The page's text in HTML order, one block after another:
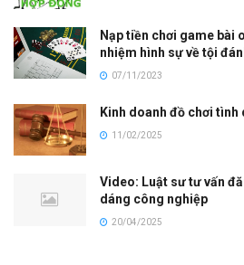
Nạp tiền chơi game bài
nhiệm hình sự về tội
07/11/2023
Kinh doanh đồ chơi tình
11/02/2025
Video: Luật sư tư vấn
dáng công nghiệp
20/04/2025